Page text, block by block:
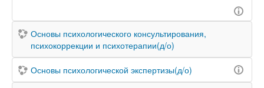
Основы психологического консультирования,
психокоррекции и психотерапии(д/о)
Основы психологической экспертизы(д/о)